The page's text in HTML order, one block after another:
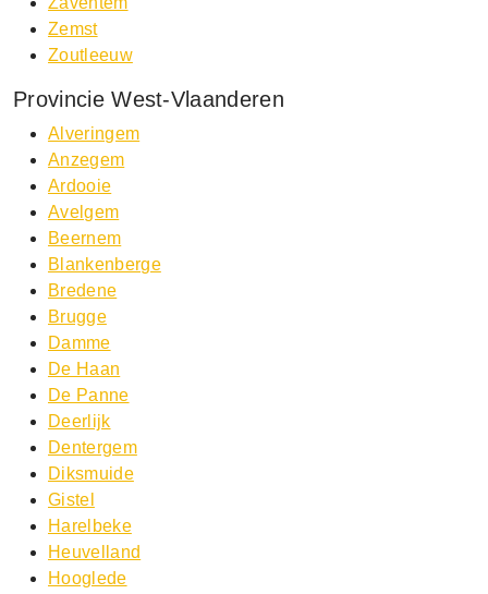
Zemst
Zoutleeuw
Provincie West-Vlaanderen
Alveringem
Anzegem
Ardooie
Avelgem
Beernem
Blankenberge
Bredene
Brugge
Damme
De Haan
De Panne
Deerlijk
Dentergem
Diksmuide
Gistel
Harelbeke
Heuvelland
Hooglede